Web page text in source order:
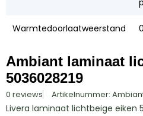
Warmtedoorlaatweerstand
Ambiant laminaat
5036028219
0 reviews Artikelnummer:
Livera laminaat lichtbeige eiken